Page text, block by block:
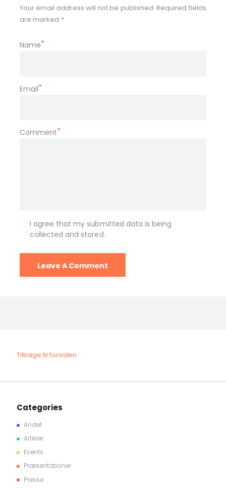
Your email address will not be published. Required fields
are marked *
Name
Email
Comment
I agree that my submitted data is being
collected and stored.
Tilbage til forsiden
Categories
Andet
Artikler
Events
Præsentationer
Presse